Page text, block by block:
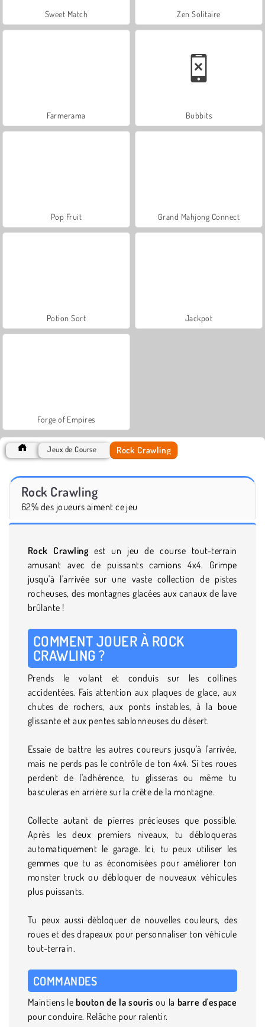
Sweet Match Zen Solitaire
Farmerama Bubbits
Pop Fruit Grand Mahjong Connect
Potion Sort Jackpot
Forge of Empires
Jeux de Course Rock Crawling
Rock Crawling
62% des joueurs aiment ce jeu
Rock Crawlingest un jeu de course tout-terrain
amusant avec de puissants camions 4x4. Grimpe
jusqu'à l'arrivée sur une vaste collection de pistes
rocheuses, des montagnes glacées aux canaux de lave
brûlante !
COMMENT JOUER À ROCK
CRAWLING ?
Prends le volant et conduis sur les collines
accidentées. Fais attention aux plaques de glace, aux
chutes de rochers, aux ponts instables, à la boue
glissante et aux pentes sablonneuses du désert.
Essaie de battre les autres coureurs jusqu'à l'arrivée,
mais ne perds pas le contrôle de ton 4x4. Si tes roues
perdent de l'adhérence, tu glisseras ou même tu
basculeras en arrière sur la crête de la montagne.
Collecte autant de pierres précieuses que possible.
Après les deux premiers niveaux, tu débloqueras
automatiquement le garage. Ici, tu peux utiliser les
gemmes que tu as économisées pour améliorer ton
monster truck ou débloquer de nouveaux véhicules
plus puissants.
Tu peux aussi débloquer de nouvelles couleurs, des
roues et des drapeaux pour personnaliser ton véhicule
tout-terrain.
COMMANDES
Maintiens lebouton de la souris ou la barre d'espace
pour conduire. Relâche pour ralentir.